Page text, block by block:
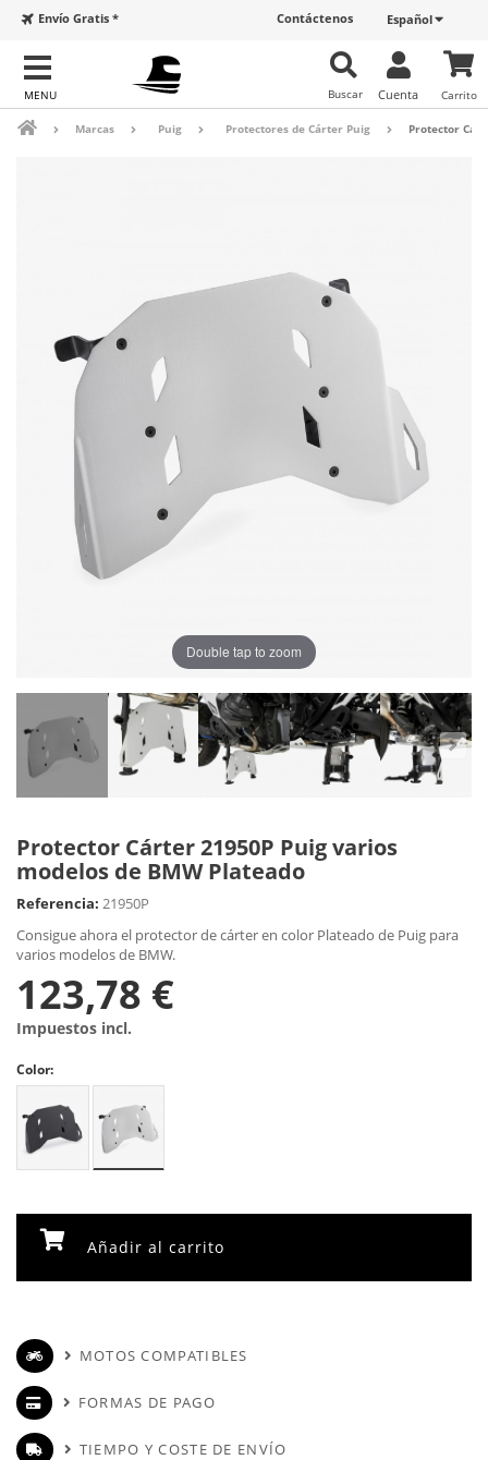
Español
Contáctenos
Envío Gratis *
Carrito
Cuenta
Buscar
Marcas Puig Protectores de Cárter Puig Protector
Double tap to zoom
Protector Cárter 21950P Puig varios
modelos de BMW Plateado
Referencia: 21950P
Consigue ahora el protector de cárter en color Plateado de Puig para
varios modelos de BMW.
123,78 €
Impuestos incl.
Color:
Añadir al carrito
MOTOS COMPATIBLES
FORMAS DE PAGO
TIEMPO Y COSTE DE ENVÍO